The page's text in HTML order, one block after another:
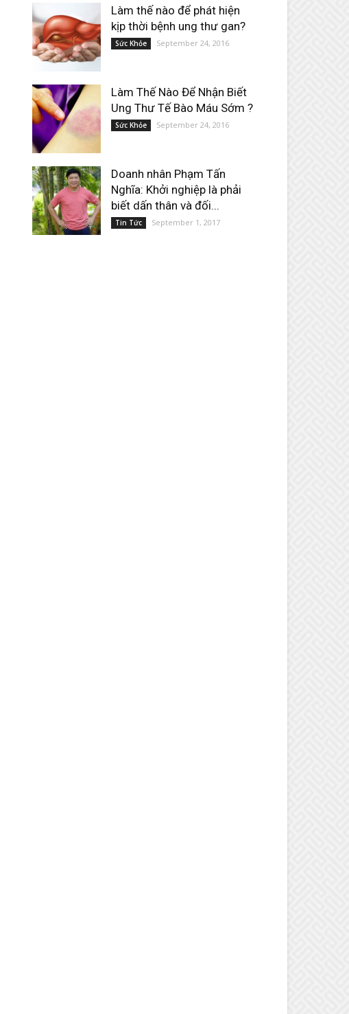
Làm thế nào để phát hiện
kịp thời bệnh ung thư gan?
Sức Khỏe September 24, 2016
Làm Thế Nào Để Nhận Biết
Ung Thư Tế Bào Máu Sớm ?
Sức Khỏe September 24, 2016
Doanh nhân Phạm Tấn
Nghĩa: Khởi nghiệp là phải
biết dấn thân và đối...
Tin Tức September 1, 2017